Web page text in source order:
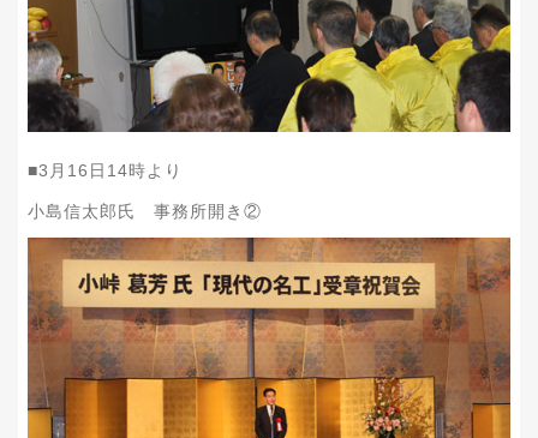
■3 月 16 日 14時より
小島信太郎氏 事務所開き②